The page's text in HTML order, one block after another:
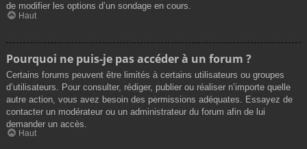
de modifier les options d’un sondage en cours.
Haut
Pourquoi ne puis-je pas accéder à un forum ?
Certains forums peuvent être limités à certains utilisateurs ou groupes
d’utilisateurs. Pour consulter, rédiger, publier ou réaliser n’importe quelle
autre action, vous avez besoin des permissions adéquates. Essayez de
contacter un modérateur ou un administrateur du forum afin de lui
demander un accès.
Haut